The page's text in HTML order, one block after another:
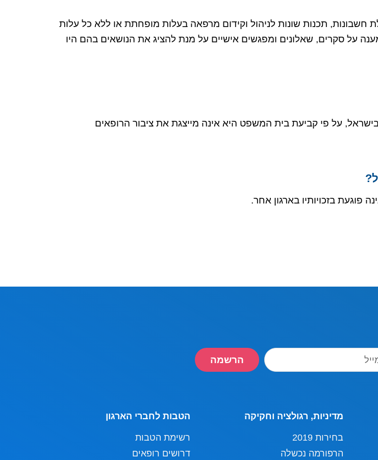
חשבונות, תכנות שונות לניהול וקידום מרפאה בעלות מופחתת או ללא כל עלות
על סקרים, שאלונים ומפגשים אישיים על מנת להציג את הנושאים בהם היו
על פי קביעת בית המשפט היא אינה מייצגת את ציבור הרופאים
פוגעת בזכויותיו בארגון אחר.
הרשמה
מדיניות, רגולציה וחקיקה
בחירות 2019
הרפורמה נכשלה
הטבות לחברי הארגון
רשימת הטבות
דרושים רופאים